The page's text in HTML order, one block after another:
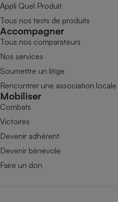
Appli Quel Produit
Tous nos tests de produits
Accompagner
Tous nos comparateurs
Nos services
Soumettre un litige
Rencontrer une association locale
Mobiliser
Combats
Victoires
Devenir adhérent
Devenir bénévole
Faire un don